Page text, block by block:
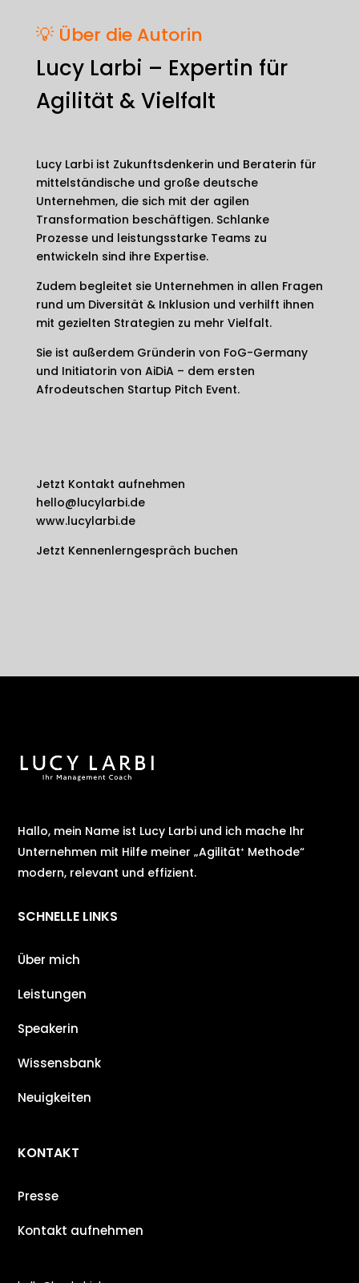
💡 Über die Autorin
Lucy Larbi – Expertin für
Agilität & Vielfalt
Lucy Larbi ist Zukunftsdenkerin und Beraterin für
mittelständische und große deutsche
Unternehmen, die sich mit der agilen
Transformation beschäftigen. Schlanke
Prozesse und leistungsstarke Teams zu
entwickeln sind ihre Expertise.
Zudem begleitet sie Unternehmen in allen Fragen
rund um Diversität & Inklusion und verhilft ihnen
mit gezielten Strategien zu mehr Vielfalt.
Sie ist außerdem Gründerin von FoG-Germany
und Initiatorin von AiDiA – dem ersten
Afrodeutschen Startup Pitch Event.
Jetzt Kontakt aufnehmen
hello@lucylarbi.de
www.lucylarbi.de
Jetzt Kennenlerngespräch buchen
Hallo, mein Name ist Lucy Larbi und ich mache Ihr
Unternehmen mit Hilfe meiner „Agilität⁺ Methode“
modern, relevant und effizient.
SCHNELLE LINKS
Über mich
Leistungen
Speakerin
Wissensbank
Neuigkeiten
KONTAKT
Presse
Kontakt aufnehmen